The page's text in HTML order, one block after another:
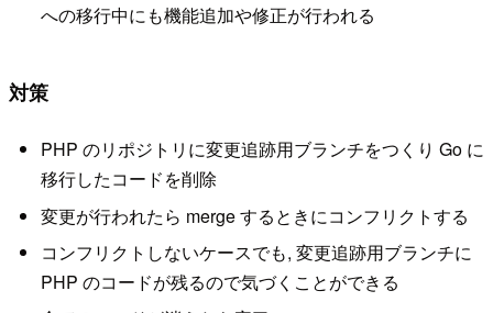
への移行中にも機能追加や修正が行われる
対策
PHP のリポジトリに変更追跡用ブランチをつくり Go に
移行したコードを削除
変更が行われたら merge するときにコンフリクトする
コンフリクトしないケースでも, 変更追跡用ブランチに
PHP のコードが残るので気づくことができる